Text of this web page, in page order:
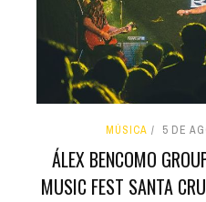
MÚSICA 5 DE
ÁLEX BENCOMO
MUSIC FEST SANTA